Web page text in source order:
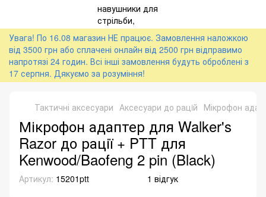
Увага! По 16.08 магазин НЕ працює. Замовлення наложкою
від 3500 грн або сплачені онлайн від 2500 грн відправимо
напротязі 24 годин. Всі інші замовлення будуть оброблені з
17 серпня. Дякуємо за розуміння!
Тактичні аксесуари Аксесуари до рацiй Мікрофон
Мікрофон адаптер для Walker's
Razor до рації + PTT для
Kenwood/Baofeng 2 pin (Black)
Артикул: 15201ptt 1 відгук